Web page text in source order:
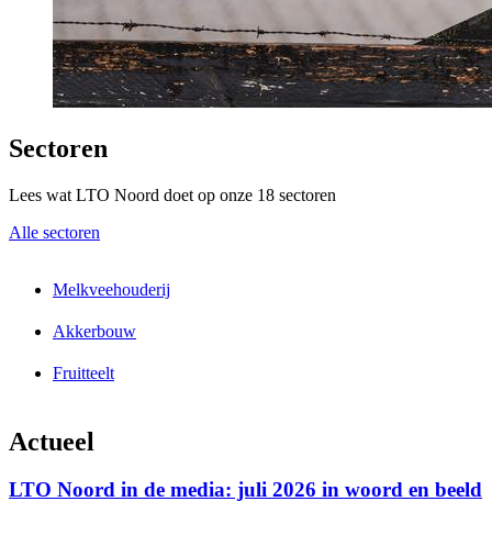
Sectoren
Lees wat LTO Noord doet op onze 18 sectoren
Alle sectoren
Melkveehouderij
Akkerbouw
Fruitteelt
Actueel
LTO Noord in de media: juli 2026 in woord en beeld